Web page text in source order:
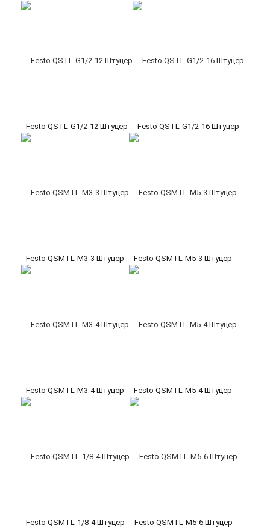
Festo QSTL-G1/2-12 Штуцер Festo QSTL-G1/2-16 Штуцер
Festo QSMTL-M3-3 Штуцер Festo QSMTL-M5-3 Штуцер
Festo QSMTL-M3-4 Штуцер Festo QSMTL-M5-4 Штуцер
Festo QSMTL-1/8-4 Штуцер Festo QSMTL-M5-6 Штуцер